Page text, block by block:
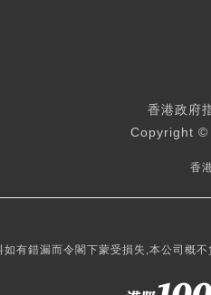
香港政府
Copyright ©
香
有錯漏而令閣下蒙受損失,本公司概不